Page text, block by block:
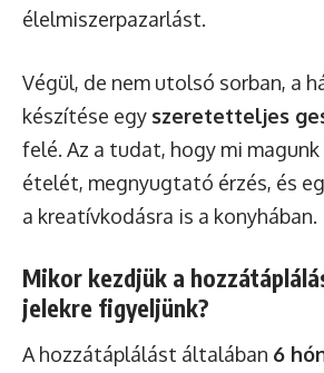
élelmiszerpazarlást.
Végül, de nem utolsó sorban, a
készítése egy szeretetteljes
felé. Az a tudat, hogy mi
ételét, megnyugtató érzés, és
a kreatívkodásra is a konyhában.
Mikor kezdjük a
jelekre figyeljünk?
A hozzátáplálást általában 6